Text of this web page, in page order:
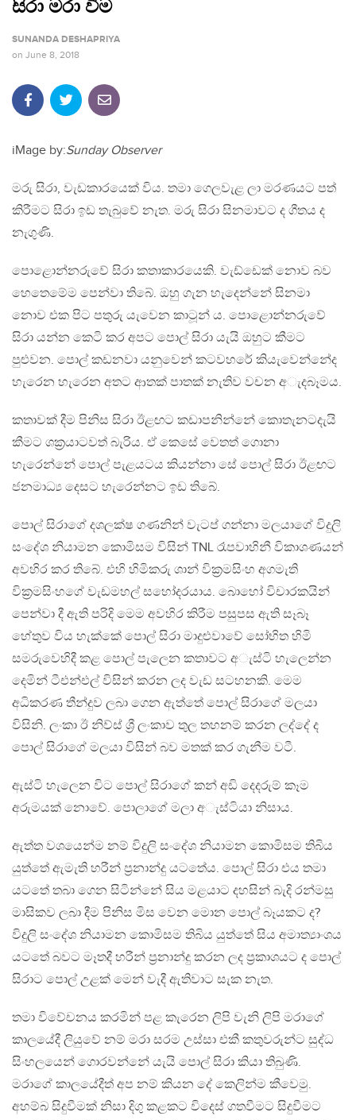
සිරා මරා වීම
SUNANDA DESHAPRIYA
on June 8, 2018
iMage by:Sunday Observer
මරු සිරා, වැඩකාරයෙක් විය. තමා ගෙලවැළ ලා මරණයට පත්
කිරීමට සිරා ඉඩ තැබුවේ නැත. මරු සිරා සිනමාවට ද ගීතය ද
නැගුණි.
පොළොන්නරුවේ සිරා කතාකාරයෙකි. වැඩ්ඩෙක් නොව බව
හෙතෙමේම පෙන්වා තිබේ. ඔහු ගැන හැදෙන්නේ සිනමා
නොව එක පිට පතුරු යැවෙන කාටූන් ය. පොළොන්නරුවේ
සිරා යන්න කෙටි කර අපට පොල් සිරා යැයි ඔහුට කීමට
පුළුවන. පොල් කඩනවා යනුවෙන් කටවහරේ කියැවෙන්නේද
හැරෙන හැරෙන අතට ආතක් පාතක් නැතිව වචන අැදබෑමය.
කතාවක් දීම පිනිස සිරා ඊළඟට කඩාපනින්නේ කොතැනටදැයි
කීමට ශක්‍රයාටවත් බැරිය. ඒ කෙසේ වෙතත් ගොනා
හැරෙන්නේ පොල් පැළයටය කියන්නා සේ පොල් සිරා ඊළඟට
ජනමාධ්‍ය දෙසට හැරෙන්නට ඉඩ තිබේ.
පොල් සිරාගේ දශලක්ෂ ගණනින් වැටප් ගන්නා මලයාගේ විදුලි
සංදේශ නියාමන කොමිසම විසින් TNL රෑපවාහිනී විකාශණයන්
අවහිර කර තිබේ. එහි හිමිකරු ශාන් වික්‍රමසිංහ අගමැති
වික්‍රමසිංහගේ වැඩමහල් සහෝදරයාය. බොහෝ විචාරකයින්
පෙන්වා දී ඇති පරිදි මෙම අවහිර කිරීම පසුපස ඇති සෑබෑ
හේතුව විය හැක්කේ පොල් සිරා මාදුළුවාවේ සෝභිත හිමි
සමරුවෙහිදී කළ පොල් පැලෙන කතාවට අැස්ටි හැලෙන්න
දෙමින් ටීඑන්එල් විසින් කරන ලද වැඩ සටහනකි. මෙම
අධිකරණ තීන්දුව ලබා ගෙන ඇත්තේ පොල් සිරාගේ මලයා
විසිනි. ලංකා ඊ නිව්ස් ශ්‍රී ලංකාව තුල තහනම් කරන ලද්දේ ද
පොල් සිරාගේ මලයා විසින් බව මතක් කර ගැනීම වටී.
ඇස්ටි හැලෙන විට පොල් සිරාගේ කන් අඩි දෙදරුම් කෑම
අරුමයක් නොවේ. පොලාගේ මලා අැස්ටියා නිසාය.
ඇත්ත වශයෙන්ම නම් විදුලි සංදේශ නියාමන කොමිසම තිබිය
යුත්තේ ඇමැති හරීන් ප්‍රනාන්දු යටතේය. පොල් සිරා එය තමා
යටතේ තබා ගෙන සිටින්නේ සිය මළයාට දහසින් බැදි රන්මසු
මාසිකව ලබා දීම පිනිස මිස වෙන මොන පොල් බෑයකට ද?
විදුලි සංදේශ නියාමන කොමිසම තිබිය යුත්තේ සිය අමාත්‍යාංශය
යටතේ බවට මෑතදී හරීන් ප්‍රනාන්දු කරන ලද ප්‍රකාශයට ද පොල්
සිරාට පොල් උළක් මෙන් වැදී ඇතිවාට සැක නැත.
තමා විවේචනය කරමින් පළ කැරෙන ලිපි වැනි ලිපි මරාගේ
කාලයේදී ලියුවේ නම් මරා සරම උස්සා එකී කතුවරුන්ට සුද්ධ
සිංහලයෙන් ගොරවන්නේ යැයි පොල් සිරා කියා තිබුණි.
මරාගේ කාලයේදීත් අප නම් කියන දේ කෙලින්ම කීවෙමු.
අහම්බ සිදුවීමක් නිසා දිගු කළකට විදෙස් ගතවීමට සිදුවීමට